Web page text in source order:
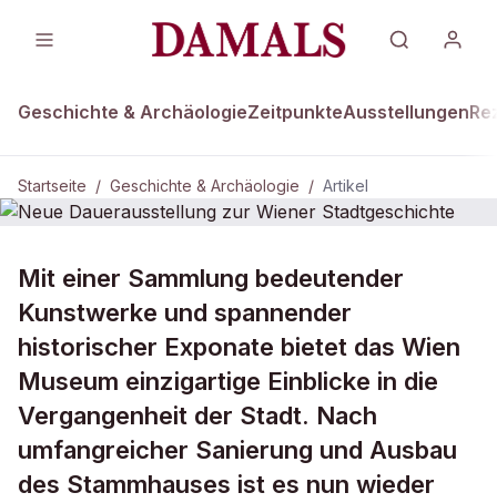
Geschichte & ArchäologieZeitpunkteAusstellungen
Startseite / Geschichte & Archäologie / Artikel
Neue Dauerausstellung zur Wiener
Stadtgeschichte
Mit einer Sammlung bedeutender
Kunstwerke und spannender
historischer Exponate bietet das Wien
Museum einzigartige Einblicke in die
Vergangenheit der Stadt. Nach
umfangreicher Sanierung und Ausbau
des Stammhauses ist es nun wieder